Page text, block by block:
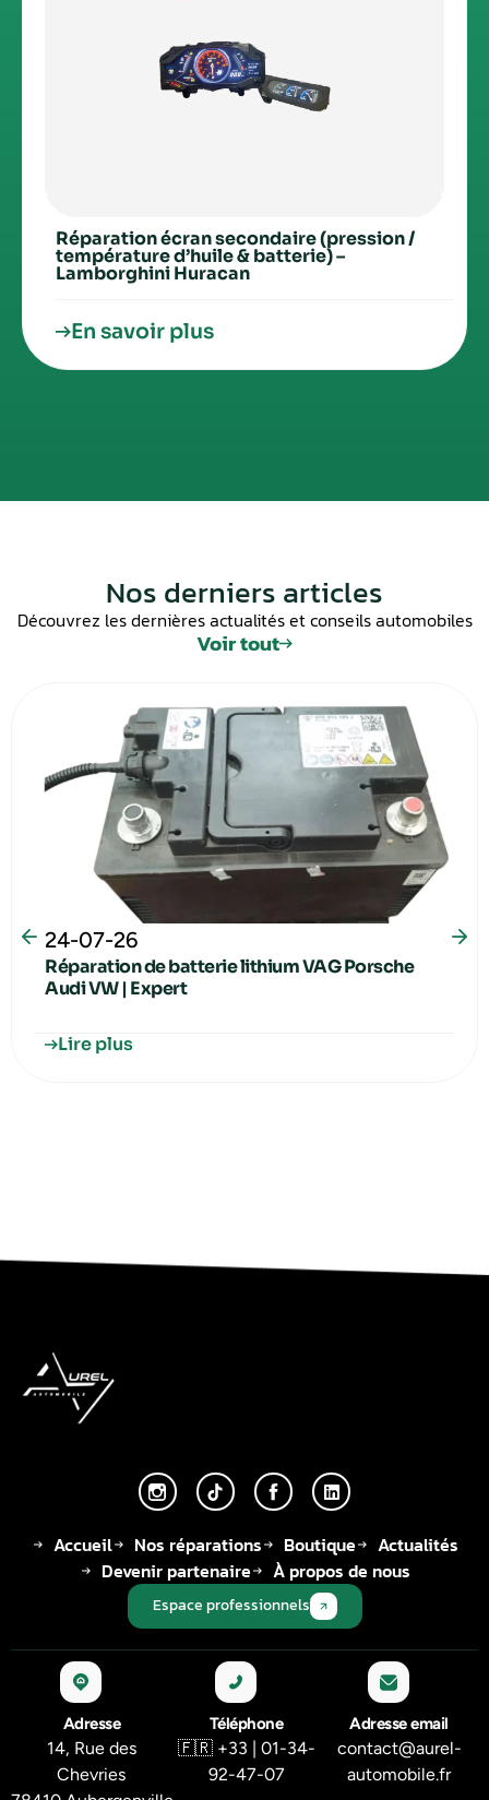
Réparation écran secondaire (pression /
température d’huile & batterie) –
Lamborghini Huracan
En savoir plus
Nos derniers articles
Découvrez les dernières actualités et conseils automobiles
Voir tout
24-07-26
Réparation de batterie lithium VAG Porsche
Audi VW | Expert
Lire plus
Accueil Nos réparations Boutique
Actualités
Devenir partenaire
À propos de nous
Espace professionnels
Adresse
14, Rue des
Chevries
Téléphone
🇫🇷 +33 | 01-34-
92-47-07
Adresse email
contact@aurel-
automobile.fr